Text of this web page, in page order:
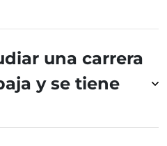
una carrera
y se tiene